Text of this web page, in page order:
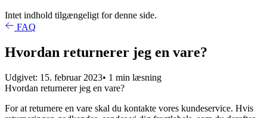
Intet indhold tilgængeligt for denne side.
FAQ
Hvordan returnerer jeg en vare?
Udgivet: 15. februar 2023• 1 min læsning
Hvordan returnerer jeg en vare?
For at returnere en vare skal du kontakte vores kundeservice. Hvis